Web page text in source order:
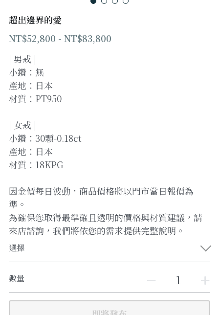
線上選物
超出邊界的愛
NT$52,800 - NT$83,800
| 男戒 |
小鑽：無
產地：日本
材質：PT950
| 女戒 |
小鑽：30顆-0.18ct
產地：日本
材質：18KPG
因金價每日波動，商品價格將以門市當日報價為
準。
為確保您取得最準確且透明的價格與材質建議，請
來店諮詢，我們將依您的需求提供完整說明。
選擇
數量